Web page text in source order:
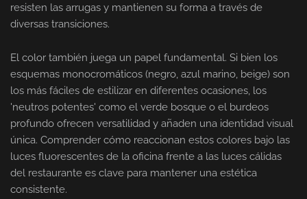
resisten las arrugas y mantienen su forma a través de
diversas transiciones.
El color también juega un papel fundamental. Si bien los
esquemas monocromáticos (negro, azul marino, beige) son
los más fáciles de estilizar en diferentes ocasiones, los
'neutros potentes' como el verde bosque o el burdeos
profundo ofrecen versatilidad y añaden una identidad visual
única. Comprender cómo reaccionan estos colores bajo las
luces fluorescentes de la oficina frente a las luces cálidas
del restaurante es clave para mantener una estética
consistente.